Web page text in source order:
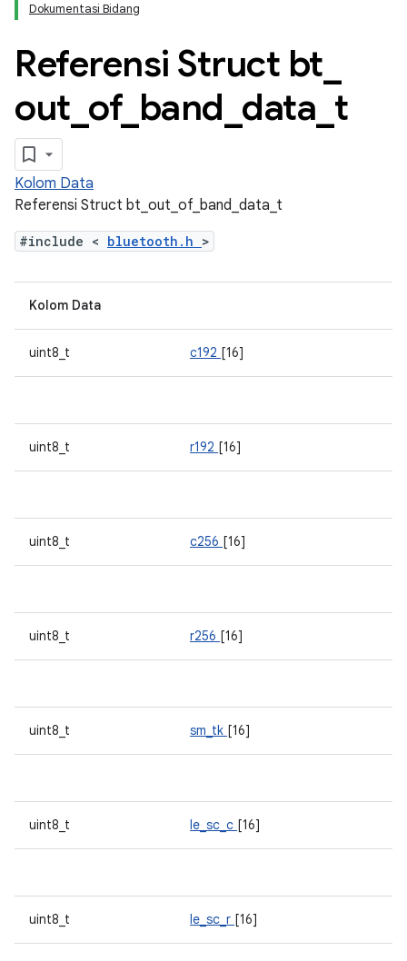
Dokumentasi Bidang
Referensi Struct bt
out of_ band data t
Kolom Data
Referensi Struct bt_out_of_band_data_t
#include < bluetooth.h >
Kolom Data
uint8_t c192 [16]
uint8_t r192 [16]
uint8_t c256 [16]
uint8_t r256 [16]
uint8_t sm_tk [16]
uint8_t le_sc_c [16]
uint8_t le_sc_r [16]